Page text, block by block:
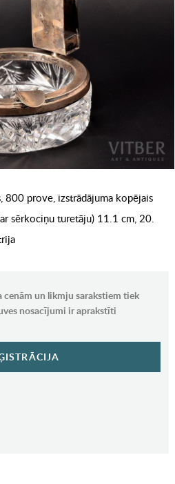
800 prove, izstrādājuma kopējais
sērkociņu turetāju) 11.1 cm, 20.
cenām un likmju sarakstiem tiek
nosacījumi ir aprakstīti